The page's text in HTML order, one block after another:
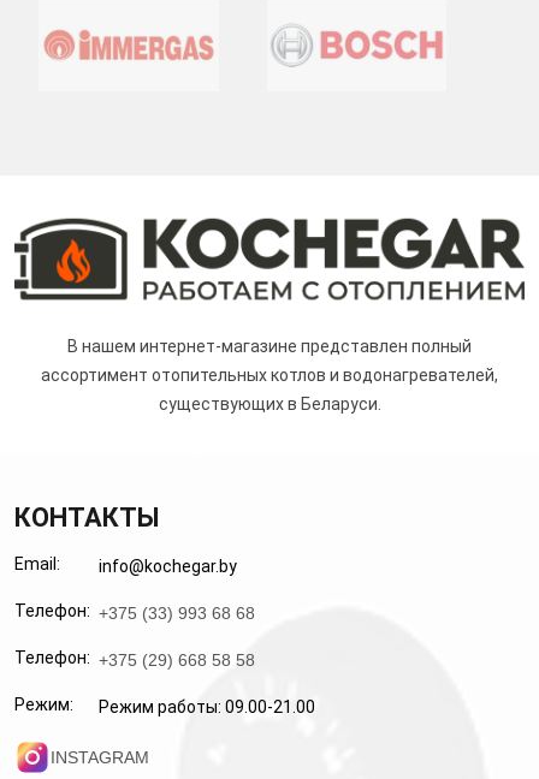
В нашем интернет-магазине представлен полный
ассортимент отопительных котлов и водонагревателей,
существующих в Беларуси.
КОНТАКТЫ
Email: info@kochegar.by
Телефон: +375 (33) 993 68 68
Телефон: +375 (29) 668 58 58
Режим: Режим работы: 09.00-21.00
INSTAGRAM